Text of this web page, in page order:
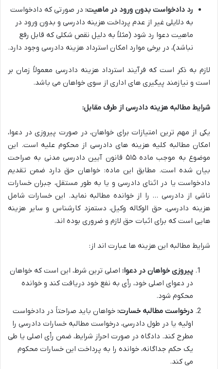
رد دادخواست بدون ورود در ماهیت: در صورتی که دادخواست
به دلایلی غیر از عدم پرداخت هزینه دادرسی و بدون ورود در
ماهیت دعوا رد شود (مثلاً به دلیل نقص شکلی که قابل رفع
نباشد)، در برخی موارد امکان استرداد هزینه دادرسی وجود دارد.
لازم به ذکر است که فرآیند استرداد هزینه دادرسی معمولاً زمان بر
است و نیازمند پیگیری های اداری از سوی خواهان می باشد.
شرایط مطالبه هزینه دادرسی از طرف مقابل:
یکی از مهم ترین امتیازات برای خواهان، در صورت پیروزی در دعوا،
امکان مطالبه کلیه هزینه های دادرسی از محکوم علیه است. این
موضوع به موجب ماده ۵۱۵ قانون آیین دادرسی مدنی به صراحت
بیان شده است. مطابق این ماده: خواهان حق دارد ضمن تقدیم
دادخواست یا در اثنای دادرسی و یا به طور مستقل، جبران خسارات
ناشی از دادرسی … را از خوانده مطالبه نماید. این خسارات شامل
هزینه دادرسی، حق الوکاله وکیل، دستمزد کارشناس و سایر هزینه
هایی است که برای اثبات حق لازم و ضروری بوده اند.
شرایط مطالبه این هزینه ها عبارت اند از:
پیروزی خواهان در دعوا: اصلی ترین شرط، این است که خواهان
در دعوای اصلی خود، رأی به نفع خود دریافت کند و خوانده
محکوم شود.
درخواست مطالبه خسارت: خواهان باید صراحتاً در دادخواست
اولیه یا در طول دادرسی، درخواست مطالبه خسارات دادرسی را
مطرح کند. دادگاه در صورت احراز شرایط، ضمن رأی اصلی یا طی
یک حکم جداگانه، خوانده را به پرداخت این خسارات محکوم
می کند.